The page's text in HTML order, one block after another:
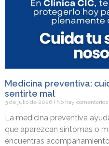
Medicina preventiva:
sentirte mal
3 de julio de 2026 No hay comentarios
La medicina preventiva
que aparezcan síntomas o
encuentras